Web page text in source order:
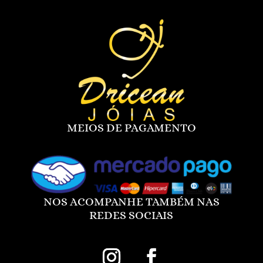
MEIOS DE PAGAMENTO
NOS ACOMPANHE TAMBÉM NAS
REDES SOCIAIS